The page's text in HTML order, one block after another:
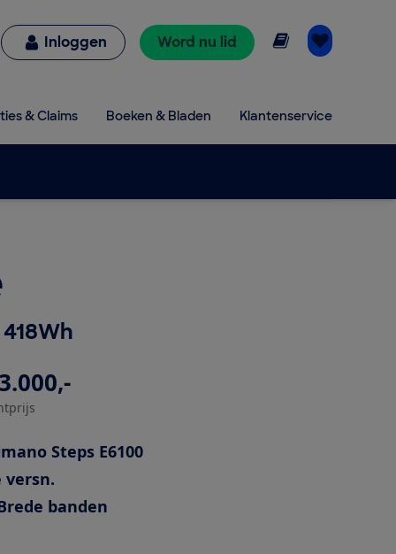
Inloggen Word nu lid Online lezen
& Claims Boeken & Bladen Klantenservice
Steps E6100
versn.
banden